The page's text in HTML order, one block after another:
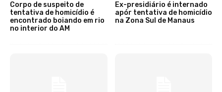
Corpo de suspeito de
tentativa de homicídio é
encontrado boiando em rio
no interior do AM
Ex-presidiário é internado
apór tentativa de homicídio
na Zona Sul de Manaus